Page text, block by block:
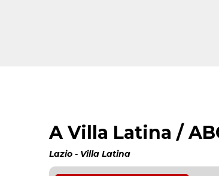
A Villa Latina /
Lazio - Villa Latina